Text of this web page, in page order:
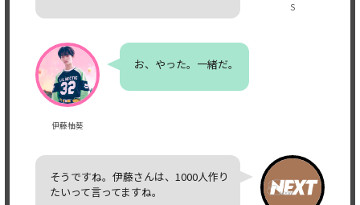
S
伊藤柚葵
お、やった。一緒だ。
そうですね。伊藤さんは、1000人作り
たいって言ってますね。